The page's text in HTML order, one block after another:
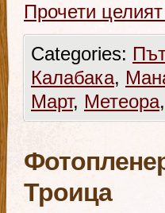
Прочети целият
Categories:
Калабака,
Март, Метеора,
Троица